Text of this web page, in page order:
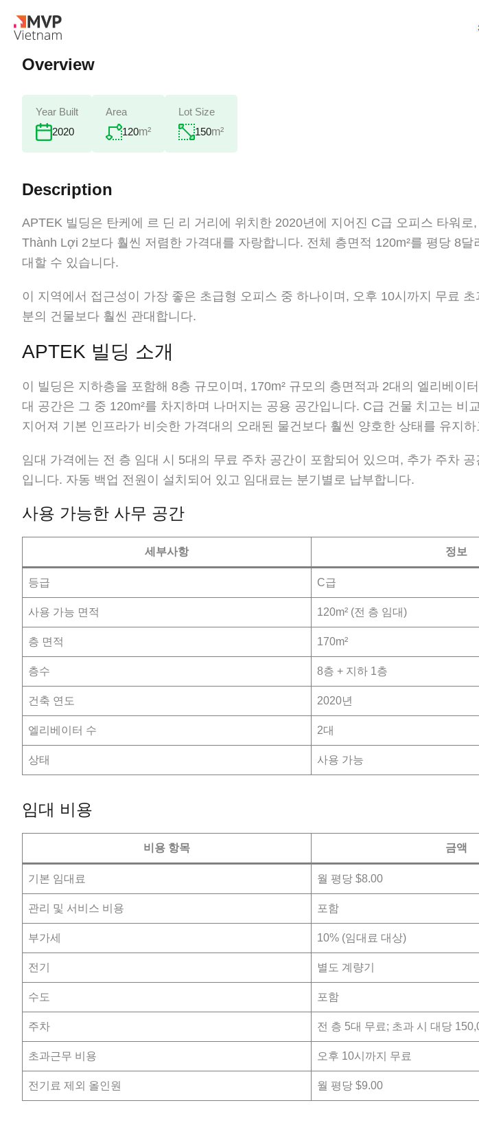
Overview
Year Built
2020
Area
120m²
Lot Size
150m²
Description
APTEK 빌딩은 탄케에 르 딘 리 거리에 위치한 2020년에 지어진 C급 오피스 타워로
Thành Lợi 2보다 훨씬 저렴한 가격대를 자랑합니다. 전체 층면적 120m²를 평당 8달
대할 수 있습니다.
이 지역에서 접근성이 가장 좋은 초급형 오피스 중 하나이며, 오후 10시까지 무료
분의 건물보다 훨씬 관대합니다.
APTEK 빌딩 소개
이 빌딩은 지하층을 포함해 8층 규모이며, 170m² 규모의 층면적과 2대의 엘리베이
대 공간은 그 중 120m²를 차지하며 나머지는 공용 공간입니다. C급 건물 치고는 비
지어져 기본 인프라가 비슷한 가격대의 오래된 물건보다 훨씬 양호한 상태를 유지
임대 가격에는 전 층 임대 시 5대의 무료 주차 공간이 포함되어 있으며, 추가 주차
입니다. 자동 백업 전원이 설치되어 있고 임대료는 분기별로 납부합니다.
사용 가능한 사무 공간
세부사항 정보
등급 C급
사용 가능 면적 120m² (전 층 임대)
층 면적 170m²
층수 8층 + 지하 1층
건축 연도 2020년
엘리베이터 수 2대
상태 사용 가능
임대 비용
비용 항목 금액
기본 임대료 월 평당 $8.00
관리 및 서비스 비용 포함
부가세 10% (임대료 대상)
전기 별도 계량기
수도 포함
주차 전 층 5대 무료; 초과 시 대당
초과근무 비용 오후 10시까지 무료
전기료 제외 올인원 월 평당 $9.00